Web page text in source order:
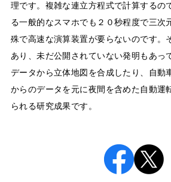
理です。複雑な連立方程式で計算するの
る一般的なスマホでも２０秒程度で三次
殊で高速な演算装置が要らないのです。
あり、未だ公開されていない発明もあっ
データから立体地図を合成したり、自動
からのデータを元に夜間を含めた自動運
られる研究成果です。